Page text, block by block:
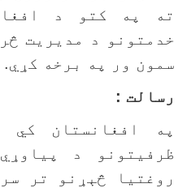
په کتو د
د مديريت
ور په برخه کړي.
:
افغانستان کي د
د پياوړي
څېړنو تر سره